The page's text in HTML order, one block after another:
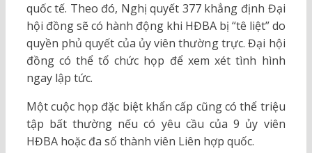
quốc tế. Theo đó, Nghị quyết 377 khẳng định Đại
hội đồng sẽ có hành động khi HĐBA bị “tê liệt” do
quyền phủ quyết của ủy viên thường trực. Đại hội
đồng có thể tổ chức họp để xem xét tình hình
ngay lập tức.
Một cuộc họp đặc biệt khẩn cấp cũng có thể triệu
tập bất thường nếu có yêu cầu của 9 ủy viên
HĐBA hoặc đa số thành viên Liên hợp quốc.